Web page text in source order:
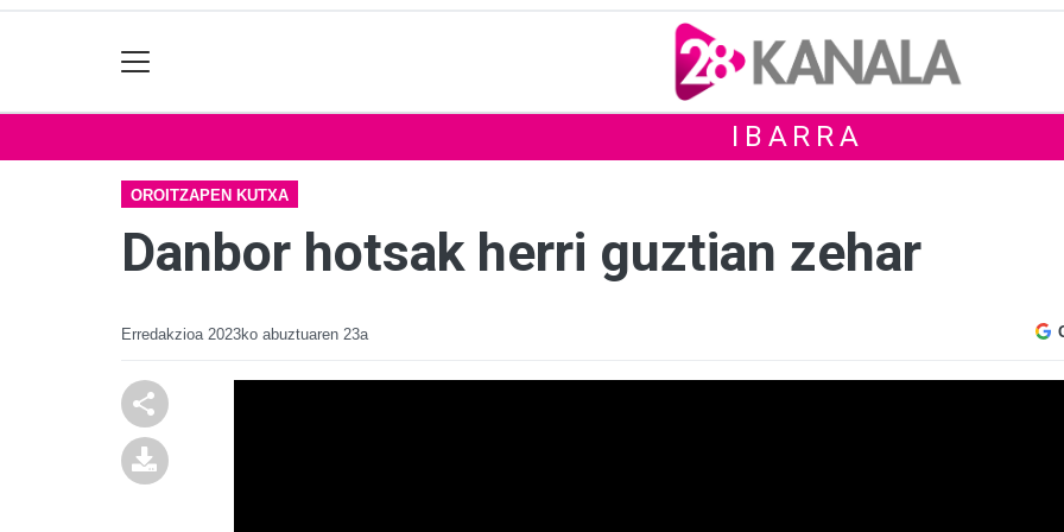
IBARRA
OROITZAPEN KUTXA
Danbor hotsak herri guztian zehar
Erredakzioa 2023ko abuztuaren 23a